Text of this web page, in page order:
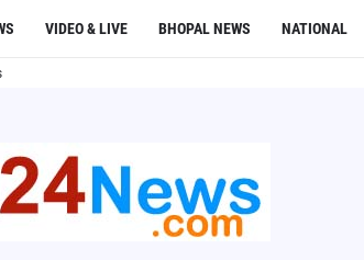
VIDEO & LIVE BHOPAL NEWS NATIONAL